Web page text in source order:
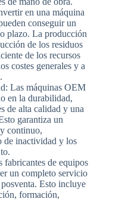
en una máquina
conseguir un
plazo. La producción
de los residuos
de los recursos
costes generales y a
Las máquinas OEM
en la durabilidad,
de alta calidad y una
garantiza un
continuo,
de inactividad y los
fabricantes de equipos
un completo servicio
Esto incluye
formación,